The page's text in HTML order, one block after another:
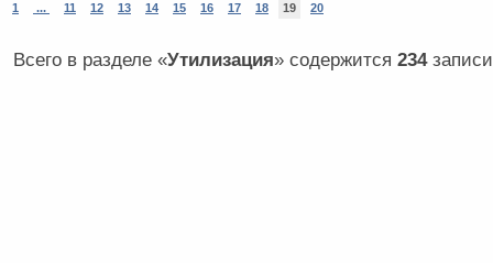
1 ... 11 12 13 14 15 16 17 18 19 20
Всего в разделе «Утилизация» содержится 234